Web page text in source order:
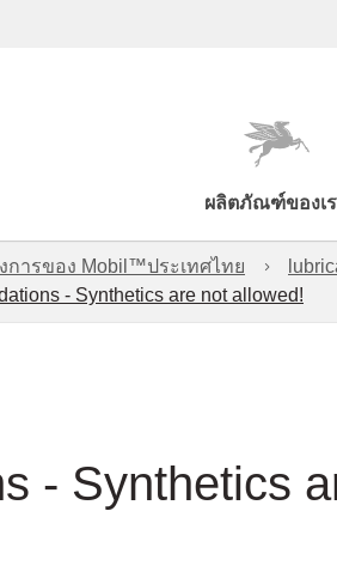
ผลิตภัณฑ์ของเ
ารของ Mobil™ประเทศไทย
- Synthetics are not allowed!
- Synthetics